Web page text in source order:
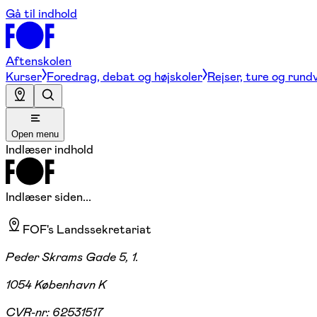
Gå til indhold
Aftenskolen
Kurser Foredrag, debat og højskoler Rejser, ture og
Open menu
Indlæser indhold
Indlæser siden...
FOF's Landssekretariat
Peder Skrams Gade 5, 1.
1054 København K
CVR-nr: 62531517